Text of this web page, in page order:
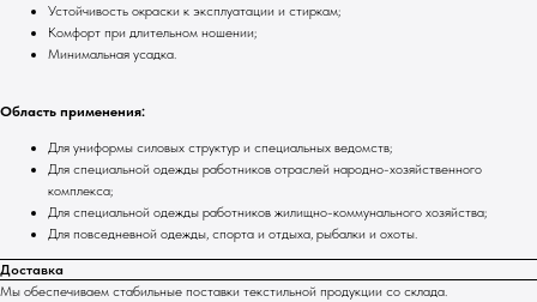
Устойчивость окраски к эксплуатации и стиркам;
Комфорт при длительном ношении;
Минимальная усадка.
Область применения:
Для униформы силовых структур и специальных ведомств;
Для специальной одежды работников отраслей народно-хозяйственного
комплекса;
Для специальной одежды работников жилищно-коммунального хозяйства;
Для повседневной одежды, спорта и отдыха, рыбалки и охоты.
Доставка
Мы обеспечиваем стабильные поставки текстильной продукции со склада.